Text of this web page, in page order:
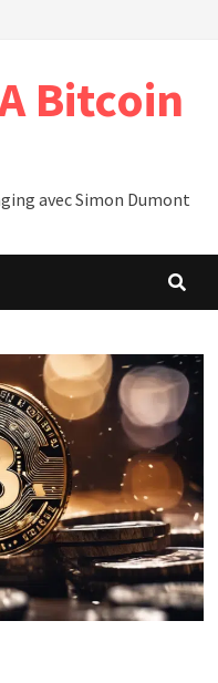
Bitcoin
avec Simon Dumont